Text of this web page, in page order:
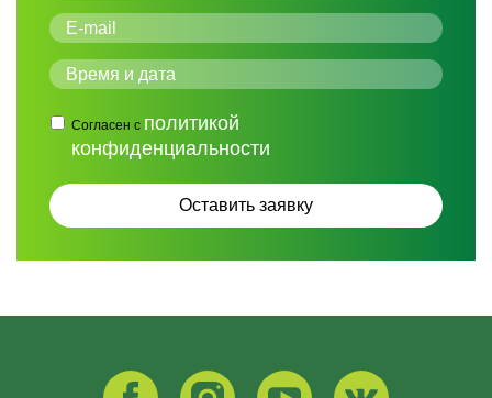
Согласен с политикой
конфиденциальности